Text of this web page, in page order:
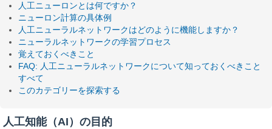
人工ニューロンとは何ですか？
ニューロン計算の具体例
人工ニューラルネットワークはどのように機能しますか？
ニューラルネットワークの学習プロセス
覚えておくべきこと
FAQ: 人工ニューラルネットワークについて知っておくべきこと
すべて
このカテゴリーを探索する
人工知能（AI）の目的